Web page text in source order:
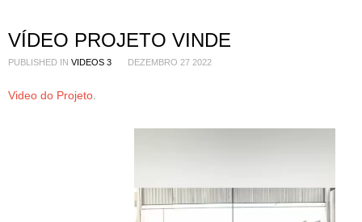
VÍDEO PROJETO VINDE
PUBLISHED IN VIDEOS 3 DEZEMBRO 27 2022
Video do Projeto